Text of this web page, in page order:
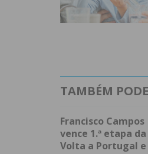
TAMBÉM
Francisco Campos
vence 1.ª etapa da
Volta a Portugal e